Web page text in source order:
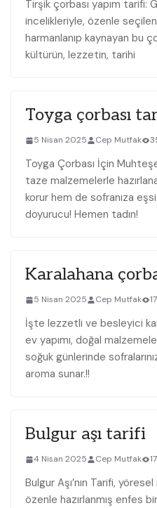
Tirşik çorbası yapım tarifi:
incelikleriyle, özenle
harmanlanıp kaynayan bu
kültürün, lezzetin, tarihi
Toyga çorbası
5 Nisan 2025 Cep Mutfak
Toyga Çorbası İçin
taze malzemelerle
korur hem de sofranıza
doyurucu! Hemen tadın!
Karalahana
5 Nisan 2025 Cep Mutfak
İşte lezzetli ve besleyici
ev yapımı, doğal
soğuk günlerinde
aroma sunar.!!
Bulgur aşı tarifi
4 Nisan 2025 Cep Mutfak
Bulgur Aşı’nın Tarifi,
özenle hazırlanmış enfes